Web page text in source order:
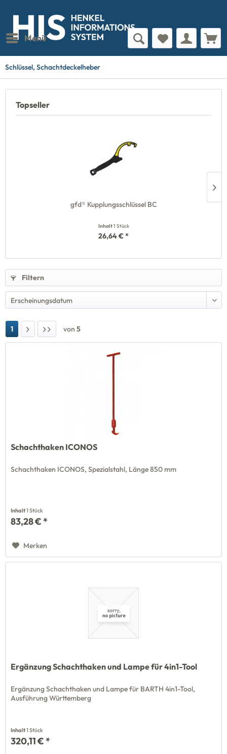
Menü
Schlüssel, Schachtdeckelheber
Topseller
gfd® Kupplungsschlüssel BC
Inhalt1 Stück
26,64 € *
Filtern
1 von 5
Schachthaken ICONOS
Schachthaken ICONOS, Spezialstahl, Länge 850 mm
Inhalt1 Stück
83,28 € *
Merken
Ergänzung Schachthaken und Lampe für 4in1-Tool
Ergänzung Schachthaken und Lampe für BARTH 4in1-Tool,
Ausführung Württemberg
Inhalt1 Stück
320,11 € *